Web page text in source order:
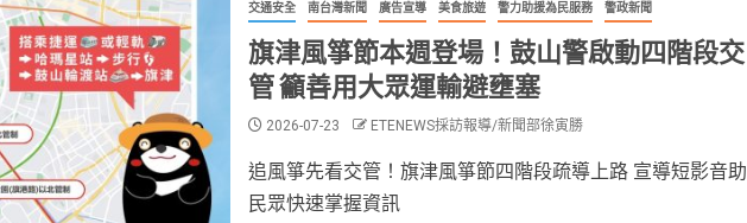
交通安全 南台灣新聞 廣告宣導 美食旅遊 警力助援為民服務 警政新聞
旗津風箏節本週登場！鼓山警啟動四階段交
管 籲善用大眾運輸避壅塞
2026-07-23 ETENEWS採訪報導/新聞部徐寅勝
追風箏先看交管！旗津風箏節四階段疏導上路 宣導短影音助
民眾快速掌握資訊